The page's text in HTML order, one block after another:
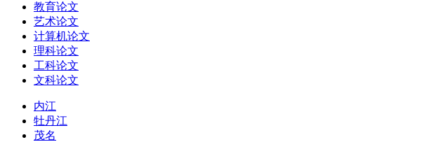
教育论文
艺术论文
计算机论文
理科论文
工科论文
文科论文
内江
牡丹江
茂名